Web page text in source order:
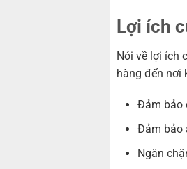
Lợi ích
Nói về lợi ích
hàng đến nơi
Đảm bảo
Đảm bảo
Ngăn